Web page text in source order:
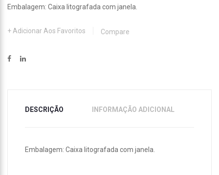
Embalagem: Caixa litografada com janela.
Adicionar Aos Favoritos Compare
DESCRIÇÃO INFORMAÇÃO ADICIONAL
Embalagem: Caixa litografada com janela.